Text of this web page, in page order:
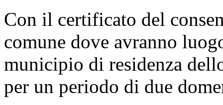
Con il certificato del
comune dove avranno
municipio di residenza
per un periodo di due